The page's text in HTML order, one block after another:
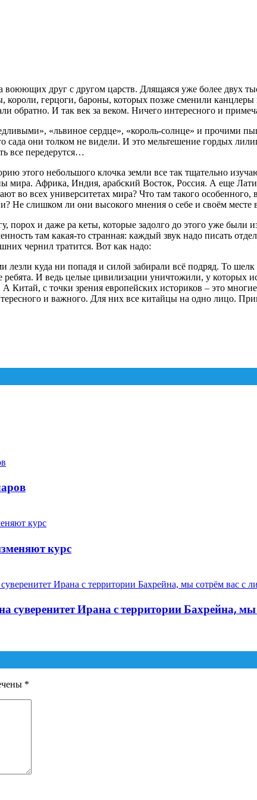
воюющих друг с другом царств. Длящаяся уже более двух
короли, герцоги, бароны, которых позже сменили
обратно. И так век за веком. Ничего интересного и
«львиное сердце», «король-солнце» и прочими
сада они толком не видели. И это мельтешение гордых
все передерутся…
этого небольшого клочка земли все так тщательно
мира. Африка, Индия, арабский Восток, Россия. А еще
всех университетах мира? Что там такого особенного,
Не слишком ли они высокого мнения о себе и своём месте
порох и даже ра кеты, которые задолго до этого уже
там какая-то странная: каждый звук надо писать
чернил тратится. Вот как надо:
куда ни попадя и силой забирали всё подряд. То
И ведь целые цивилизации уничтожили, у которых
с точки зрения европейских историков – это
и важного. Для них все китайцы на одно лицо.
курс
суверенитет Ирана с территории Бахрейна,
*